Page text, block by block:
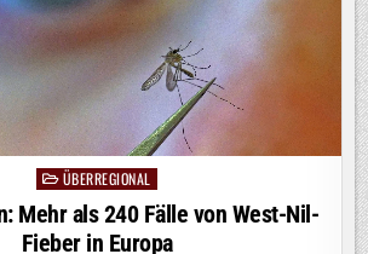
Posted
in
ÜBERREGIONAL
Mehr als 240 Fälle von West-Nil-
Fieber in Europa